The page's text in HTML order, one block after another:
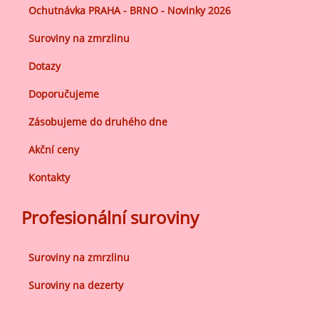
Ochutnávka PRAHA - BRNO - Novinky 2026
Suroviny na zmrzlinu
Dotazy
Doporučujeme
Zásobujeme do druhého dne
Akční ceny
Kontakty
Profesionální suroviny
Suroviny na zmrzlinu
Suroviny na dezerty